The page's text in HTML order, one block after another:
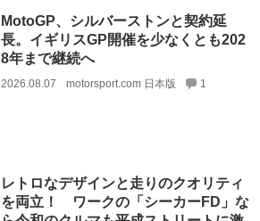
MotoGP、シルバーストンと契約延
長。イギリスGP開催を少なくとも202
8年まで継続へ
2026.08.07 motorsport.com 日本版 1
レトロなデザインと走りのクオリティ
を両立！ ワークの「シーカーFD」な